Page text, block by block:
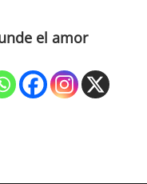
el amor